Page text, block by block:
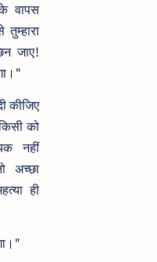
वापस
जाए!
कीजिए
को
नहीं
अच्छा
ही